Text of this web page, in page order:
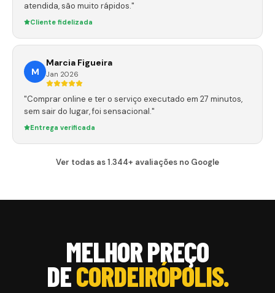
atendida, são muito rápidos."
Cliente fidelizada
M
Marcia Figueira
Jan 2026
"Comprar online e ter o serviço executado em 27 minutos,
sem sair do lugar, foi sensacional."
Entrega verificada
Ver todas as 1.344+ avaliações no Google
MELHOR PREÇO
DECORDEIRÓPOLIS.